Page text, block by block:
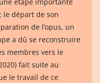
le départ de son
de l’opus, un
a dû se reconstruire
membres vers le
fait suite au
le travail de ce